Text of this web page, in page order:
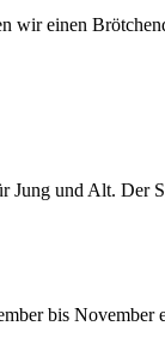
wir einen
und Alt. Der
bis November